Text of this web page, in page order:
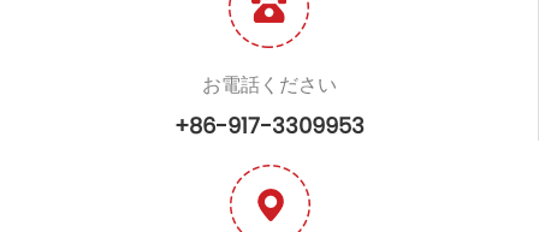
お電話ください
+86-917-3309953